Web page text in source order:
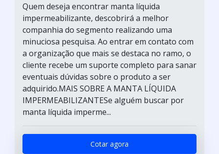
Quem deseja encontrar manta líquida
impermeabilizante, descobrirá a melhor
companhia do segmento realizando uma
minuciosa pesquisa. Ao entrar em contato com
a organização que mais se destaca no ramo, o
cliente recebe um suporte completo para sanar
eventuais dúvidas sobre o produto a ser
adquirido.MAIS SOBRE A MANTA LÍQUIDA
IMPERMEABILIZANTESe alguém buscar por
manta líquida imperme...
Cotar agora